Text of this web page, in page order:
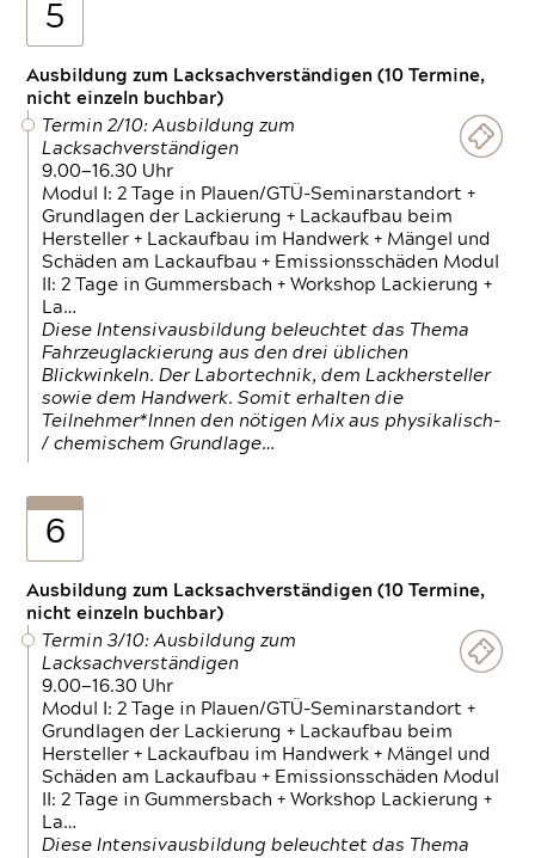
5
Ausbildung zum Lacksachverständigen (10 Termine,
nicht einzeln buchbar)
Termin 2/10: Ausbildung zum
Lacksachverständigen
9.00—16.30 Uhr
Modul I: 2 Tage in Plauen/GTÜ-Seminarstandort +
Grundlagen der Lackierung + Lackaufbau beim
Hersteller + Lackaufbau im Handwerk + Mängel und
Schäden am Lackaufbau + Emissionsschäden Modul
II: 2 Tage in Gummersbach + Workshop Lackierung +
La…
Diese Intensivausbildung beleuchtet das Thema
Fahrzeuglackierung aus den drei üblichen
Blickwinkeln. Der Labortechnik, dem Lackhersteller
sowie dem Handwerk. Somit erhalten die
Teilnehmer*Innen den nötigen Mix aus physikalisch-
/ chemischem Grundlage…
6
Ausbildung zum Lacksachverständigen (10 Termine,
nicht einzeln buchbar)
Termin 3/10: Ausbildung zum
Lacksachverständigen
9.00—16.30 Uhr
Modul I: 2 Tage in Plauen/GTÜ-Seminarstandort +
Grundlagen der Lackierung + Lackaufbau beim
Hersteller + Lackaufbau im Handwerk + Mängel und
Schäden am Lackaufbau + Emissionsschäden Modul
II: 2 Tage in Gummersbach + Workshop Lackierung +
La…
Diese Intensivausbildung beleuchtet das Thema